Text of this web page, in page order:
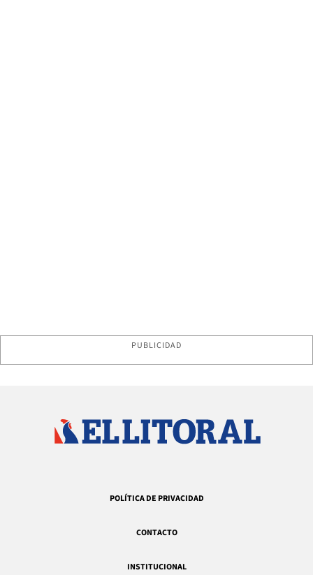
PUBLICIDAD
POLÍTICA DE PRIVACIDAD
CONTACTO
INSTITUCIONAL